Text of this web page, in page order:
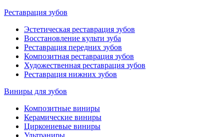
Реставрация зубов
Эстетическая реставрация зубов
Восстановление культи зуба
Реставрация передних зубов
Композитная реставрация зубов
Художественная реставрация зубов
Реставрация нижних зубов
Виниры для зубов
Композитные виниры
Керамические виниры
Циркониевые виниры
Ультраниры